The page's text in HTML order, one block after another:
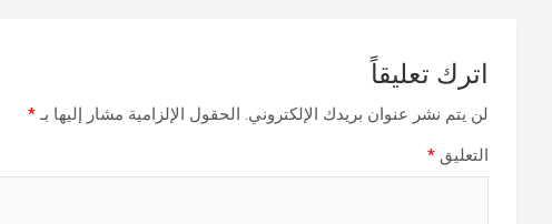
اترك تعليقاً
لن يتم نشر عنوان بريدك الإلكتروني. الحقول الإلزامية مشار إليها بـ *
التعليق *